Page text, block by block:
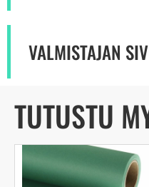
VALMISTAJAN
TUTUSTU